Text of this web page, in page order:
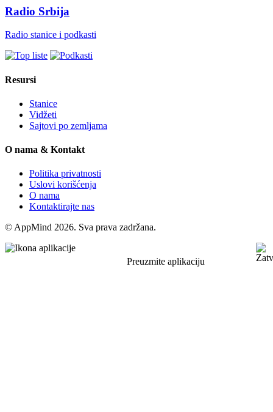
Radio Srbija
Radio stanice i podkasti
Resursi
Stanice
Vidžeti
Sajtovi po zemljama
O nama & Kontakt
Politika privatnosti
Uslovi korišćenja
O nama
Kontaktirajte nas
© AppMind 2026. Sva prava zadržana.
Preuzmite aplikaciju